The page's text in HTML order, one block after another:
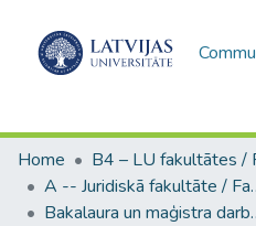
Home
A --
Bakalaura un